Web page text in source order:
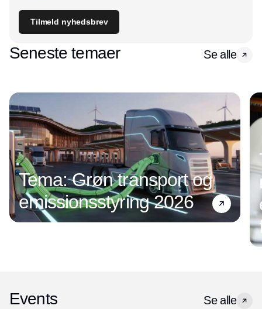
Tilmeld nyhedsbrev
Seneste temaer Se alle
Tema: Grøn transport og
emissionsstyring 2026
Events Se alle